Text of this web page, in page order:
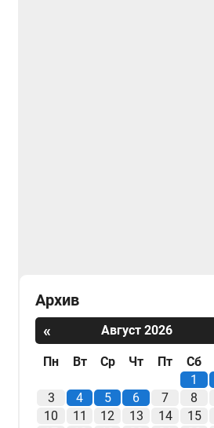
Архив
«
Август 2026
Пн Вт Ср Чт Пт
Сб
1
3
4 5 6 7
8
10
11 12 13 14
15